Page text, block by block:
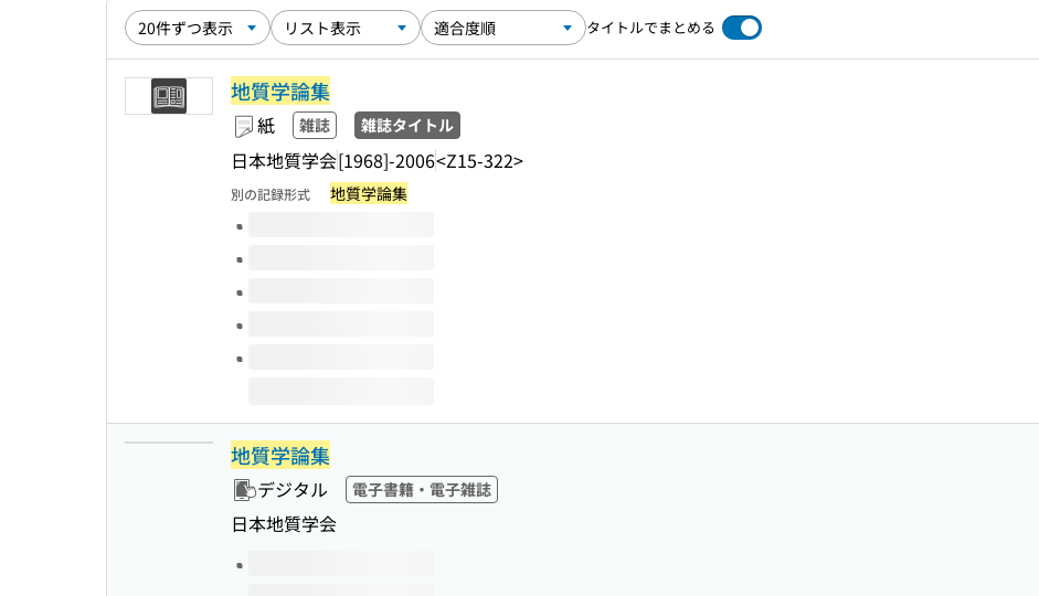
タイトルでまとめる
地質学論集
紙 雑誌 雑誌タイトル
日本地質学会[1968]-2006<Z15-322>
別の記録形式 地質学論集
このタイトルの巻号
地質学論集
デジタル 電子書籍・電子雑誌
日本地質学会
このタイトルの巻号